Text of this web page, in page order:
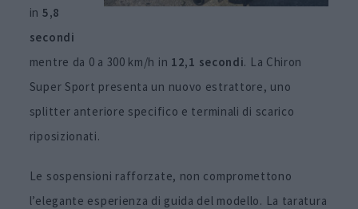
in 5,8
secondi
mentre da 0 a 300 km/h in 12,1 secondi. La Chiron
Super Sport presenta un nuovo estrattore, uno
splitter anteriore specifico e terminali di scarico
riposizionati.
Le sospensioni rafforzate, non compromettono
l’elegante esperienza di guida del modello. La taratura